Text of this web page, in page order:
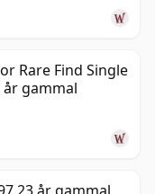
Rare Find Single
år gammal